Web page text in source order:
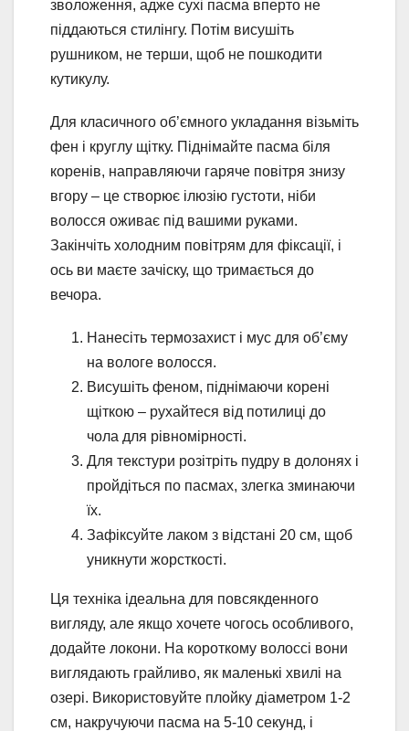
зволоження, адже сухі пасма вперто не
піддаються стилінгу. Потім висушіть
рушником, не терши, щоб не пошкодити
кутикулу.
Для класичного об’ємного укладання візьміть
фен і круглу щітку. Піднімайте пасма біля
коренів, направляючи гаряче повітря знизу
вгору – це створює ілюзію густоти, ніби
волосся оживає під вашими руками.
Закінчіть холодним повітрям для фіксації, і
ось ви маєте зачіску, що тримається до
вечора.
Нанесіть термозахист і мус для об’єму
на вологе волосся.
Висушіть феном, піднімаючи корені
щіткою – рухайтеся від потилиці до
чола для рівномірності.
Для текстури розітріть пудру в долонях і
пройдіться по пасмах, злегка зминаючи
їх.
Зафіксуйте лаком з відстані 20 см, щоб
уникнути жорсткості.
Ця техніка ідеальна для повсякденного
вигляду, але якщо хочете чогось особливого,
додайте локони. На короткому волоссі вони
виглядають грайливо, як маленькі хвилі на
озері. Використовуйте плойку діаметром 1-2
см, накручуючи пасма на 5-10 секунд, і